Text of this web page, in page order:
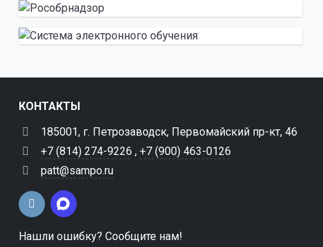
КОНТАКТЫ
185001, г. Петрозаводск, Первомайский пр-кт, 46
+7 (814) 274-9226 , +7 (900) 463-0126
patt@sampo.ru
Нашли ошибку? Сообщите нам!